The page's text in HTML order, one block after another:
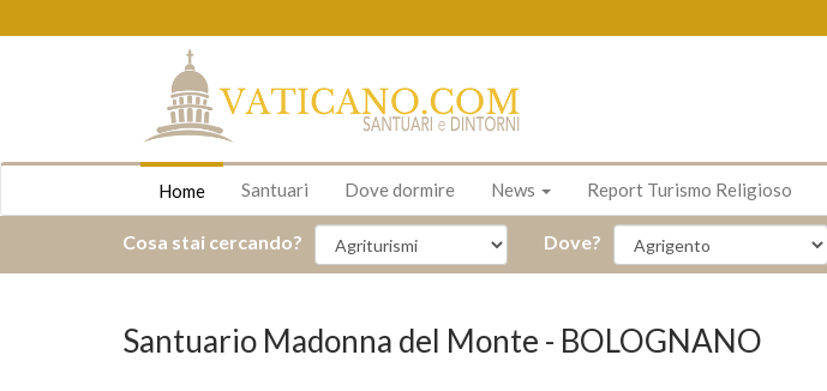
Home Santuari Dove dormire News Report Turismo Religioso
Cosa stai cercando? Dove?
Santuario Madonna del Monte - BOLOGNANO